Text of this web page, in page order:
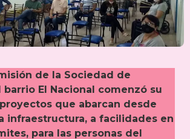
de la Sociedad de
El Nacional comenzó su
que abarcan desde
infraestructura, a facilidades en
para las personas del